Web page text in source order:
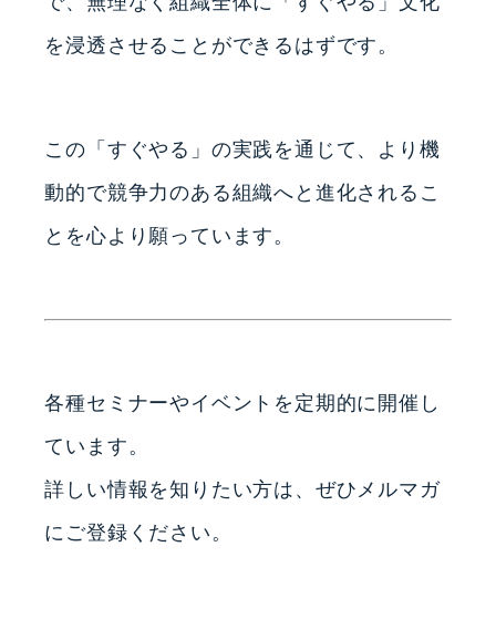
を浸透させることができるはずです。
この「すぐやる」の実践を通じて、より機
動的で競争力のある組織へと進化されるこ
とを心より願っています。
各種セミナーやイベントを定期的に開催し
ています。
詳しい情報を知りたい方は、ぜひメルマガ
にご登録ください。